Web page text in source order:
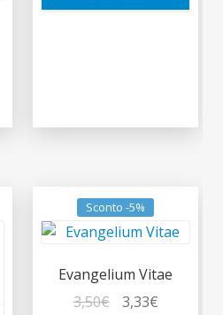
Sconto -5%
Evangelium Vitae
3,50€ 3,33€Il